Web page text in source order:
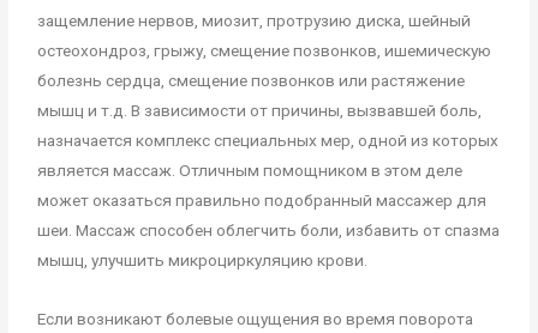
защемление нервов, миозит, протрузию диска, шейный
остеохондроз, грыжу, смещение позвонков, ишемическую
болезнь сердца, смещение позвонков или растяжение
мышц и т.д. В зависимости от причины, вызвавшей боль,
назначается комплекс специальных мер, одной из которых
является массаж. Отличным помощником в этом деле
может оказаться правильно подобранный массажер для
шеи. Массаж способен облегчить боли, избавить от спазма
мышц, улучшить микроциркуляцию крови.
Если возникают болевые ощущения во время поворота